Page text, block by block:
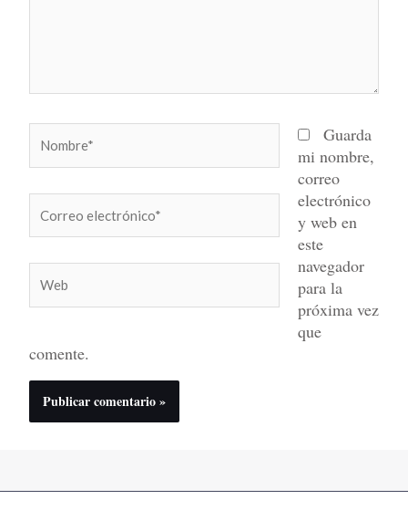
electrónico*
Guarda
mi nombre,
correo
electrónico
y web en
este
navegador
para la
próxima vez
que
comente.